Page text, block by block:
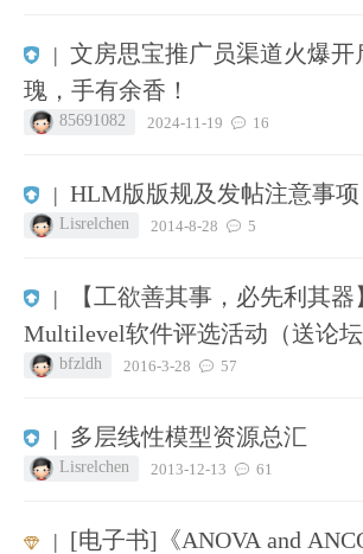
| 文房思宝推广员渠道火爆开
瑰，手有余香！
85691082 2024-11-19 16
| HLM版版规及发帖注意事项
Lisrelchen 2014-8-28 5
|
【工欲善其事，必先利其
Multilevel软件评选活动（送论坛
bfzldh 2016-3-28 57
| 多层线性模型资源总汇
Lisrelchen 2013-12-13 61
| [电子书]《ANOVA and